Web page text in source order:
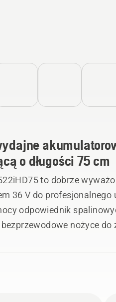
o długości 75 cm
to dobrze
36 V do
odpowiednik
nożyce
z trzech stron. Umieść